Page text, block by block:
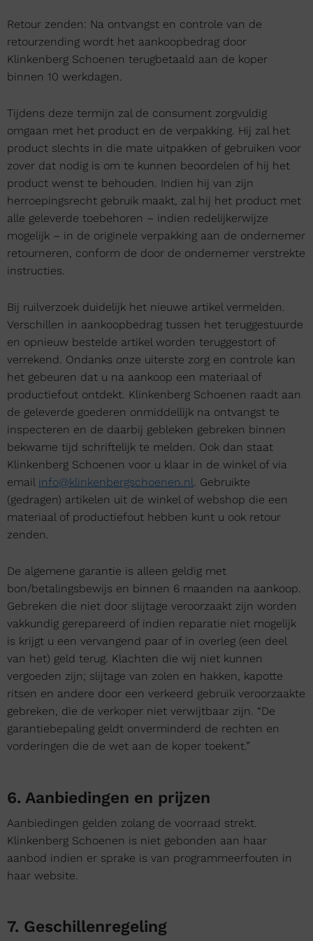
Retour zenden: Na ontvangst en controle van de
retourzending wordt het aankoopbedrag door
Klinkenberg Schoenen terugbetaald aan de koper
binnen 10 werkdagen.
Tijdens deze termijn zal de consument zorgvuldig
omgaan met het product en de verpakking. Hij zal het
product slechts in die mate uitpakken of gebruiken voor
zover dat nodig is om te kunnen beoordelen of hij het
product wenst te behouden. Indien hij van zijn
herroepingsrecht gebruik maakt, zal hij het product met
alle geleverde toebehoren – indien redelijkerwijze
mogelijk – in de originele verpakking aan de ondernemer
retourneren, conform de door de ondernemer verstrekte
instructies.
Bij ruilverzoek duidelijk het nieuwe artikel vermelden.
Verschillen in aankoopbedrag tussen het teruggestuurde
en opnieuw bestelde artikel worden teruggestort of
verrekend. Ondanks onze uiterste zorg en controle kan
het gebeuren dat u na aankoop een materiaal of
productiefout ontdekt. Klinkenberg Schoenen raadt aan
de geleverde goederen onmiddellijk na ontvangst te
inspecteren en de daarbij gebleken gebreken binnen
bekwame tijd schriftelijk te melden. Ook dan staat
Klinkenberg Schoenen voor u klaar in de winkel of via
email info@klinkenbergschoenen.nl. Gebruikte
(gedragen) artikelen uit de winkel of webshop die een
materiaal of productiefout hebben kunt u ook retour
zenden.
De algemene garantie is alleen geldig met
bon/betalingsbewijs en binnen 6 maanden na aankoop.
Gebreken die niet door slijtage veroorzaakt zijn worden
vakkundig gerepareerd of indien reparatie niet mogelijk
is krijgt u een vervangend paar of in overleg (een deel
van het) geld terug. Klachten die wij niet kunnen
vergoeden zijn; slijtage van zolen en hakken, kapotte
ritsen en andere door een verkeerd gebruik veroorzaakte
gebreken, die de verkoper niet verwijtbaar zijn. “De
garantiebepaling geldt onverminderd de rechten en
vorderingen die de wet aan de koper toekent.”
6. Aanbiedingen en prijzen
Aanbiedingen gelden zolang de voorraad strekt.
Klinkenberg Schoenen is niet gebonden aan haar
aanbod indien er sprake is van programmeerfouten in
haar website.
7. Geschillenregeling